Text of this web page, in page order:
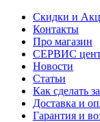
Скидки и
Контакты
Про магазин
СЕРВИС
Новости
Статьи
Как сделать
Доставка и
Гарантия и